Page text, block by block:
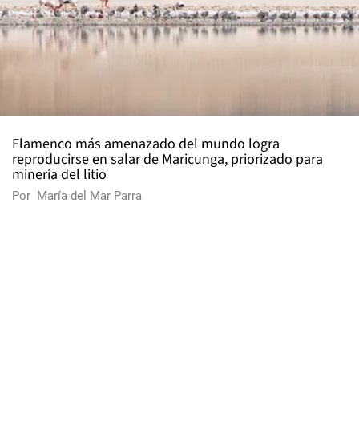
Flamenco más amenazado del mundo logra
reproducirse en salar de Maricunga, priorizado para
minería del litio
Por María del Mar Parra